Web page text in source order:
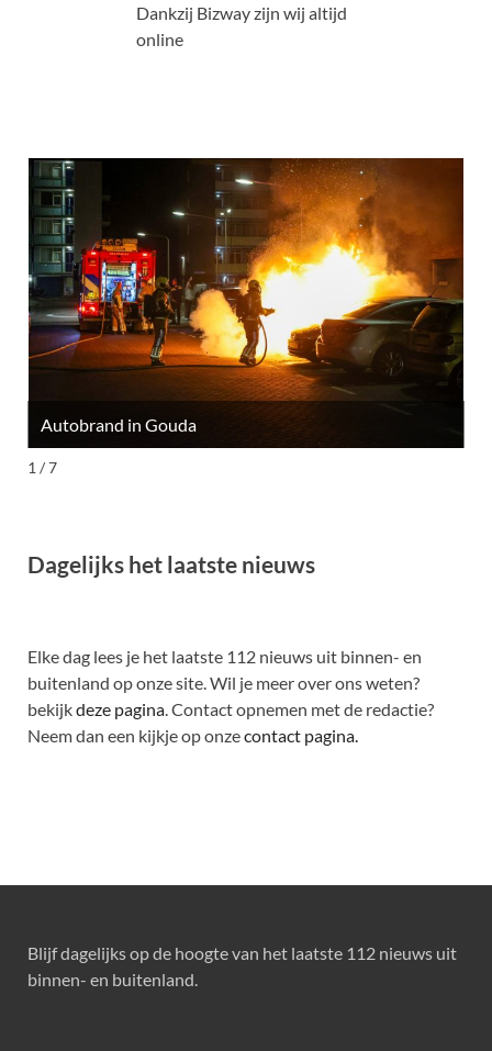
Dankzij Bizway zijn wij altijd
online
Autobrand in Gouda
1 / 7
Dagelijks het laatste nieuws
Elke dag lees je het laatste 112 nieuws uit binnen- en
buitenland op onze site. Wil je meer over ons weten?
bekijkdeze pagina. Contact opnemen met de redactie?
Neem dan een kijkje op onzecontact pagina.
Blijf dagelijks op de hoogte van het laatste 112 nieuws uit
binnen- en buitenland.